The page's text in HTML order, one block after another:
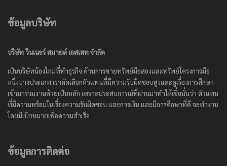
ข้อมูลบริษัท
บริษัท วินเนอร์ สมายล์ เอสเตท จำกัด
เป็นบริษัทน้องใหม่ที่ทำธุรกิจ ด้านการขายทรัพย์มือสองและทรัพย์โครงการมือ
หนึ่งบางประเภท เราคัดเลือกตัวแทนที่มีความรับผิดชอบสูงและดูเรื่องการศึกษา
เข้ามาร่วมงานด้วยเป็นหลัก เพราะประสบการณ์ที่ผ่านมาทำให้เชื่อมั่นว่า ตัวแทน
ที่มีความพร้อมในเรื่องความรับผิดชอบ และการเงิน และมีการศึกษาที่ดี จะทำงาน
โดยมีเป้าหมายเพื่อความสำเร็จ
ข้อมูลการติดต่อ